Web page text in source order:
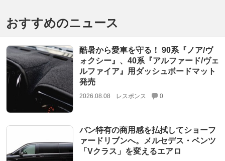
おすすめのニュース
酷暑から愛車を守る！ 90系『ノア/ヴ
ォクシー』、40系『アルファード/ヴェ
ルファイア』用ダッシュボードマット
発売
2026.08.08 レスポンス 0
バン特有の商用感を払拭してショーフ
ァードリブンへ。メルセデス・ベンツ
「Vクラス」を変えるエアロ